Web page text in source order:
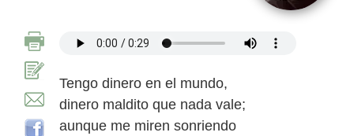
Tengo dinero en el mundo,
dinero maldito que nada vale;
aunque me miren sonriendo